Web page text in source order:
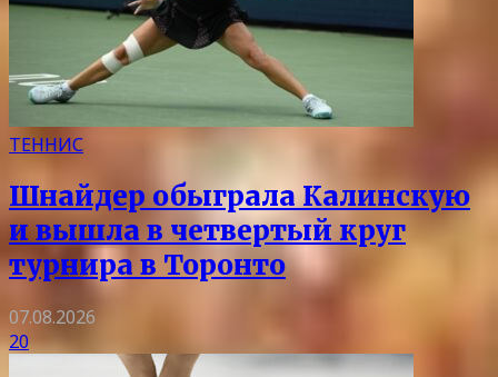
ТЕННИС
Шнайдер обыграла Калинскую
и вышла в четвертый круг
турнира в Торонто
07.08.2026
20